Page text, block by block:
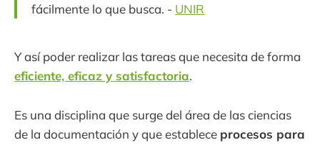
fácilmente lo que busca. - UNIR
Y así poder realizar las tareas que necesita de forma
eficiente, eficaz y satisfactoria.
Es una disciplina que surge del área de las ciencias
de la documentación y que establece procesos para